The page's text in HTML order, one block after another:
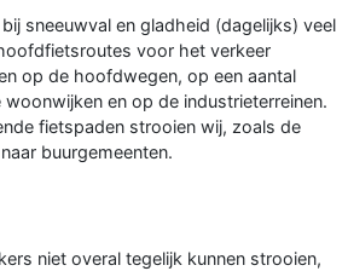
sneeuwval en gladheid (dagelijks) veel
voor het verkeer
op de hoofdwegen, op een aantal
en op de industrieterreinen.
fietspaden strooien wij, zoals de
buurgemeenten.
niet overal tegelijk kunnen strooien,